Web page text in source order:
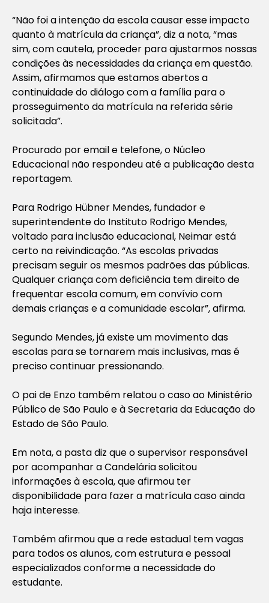
“Não foi a intenção da escola causar esse impacto
quanto à matrícula da criança”, diz a nota, “mas
sim, com cautela, proceder para ajustarmos nossas
condições às necessidades da criança em questão.
Assim, afirmamos que estamos abertos a
continuidade do diálogo com a família para o
prosseguimento da matrícula na referida série
solicitada”.
Procurado por email e telefone, o Núcleo
Educacional não respondeu até a publicação desta
reportagem.
Para Rodrigo Hübner Mendes, fundador e
superintendente do Instituto Rodrigo Mendes,
voltado para inclusão educacional, Neimar está
certo na reivindicação. “As escolas privadas
precisam seguir os mesmos padrões das públicas.
Qualquer criança com deficiência tem direito de
frequentar escola comum, em convívio com
demais crianças e a comunidade escolar”, afirma.
Segundo Mendes, já existe um movimento das
escolas para se tornarem mais inclusivas, mas é
preciso continuar pressionando.
O pai de Enzo também relatou o caso ao Ministério
Público de São Paulo e à Secretaria da Educação do
Estado de São Paulo.
Em nota, a pasta diz que o supervisor responsável
por acompanhar a Candelária solicitou
informações à escola, que afirmou ter
disponibilidade para fazer a matrícula caso ainda
haja interesse.
Também afirmou que a rede estadual tem vagas
para todos os alunos, com estrutura e pessoal
especializados conforme a necessidade do
estudante.